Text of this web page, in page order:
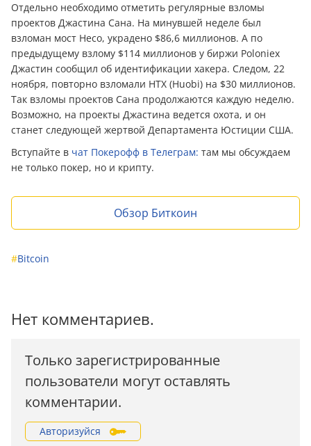
Отдельно необходимо отметить регулярные взломы
проектов Джастина Сана. На минувшей неделе был
взломан мост Heco, украдено $86,6 миллионов. А по
предыдущему взлому $114 миллионов у биржи Poloniex
Джастин сообщил об идентификации хакера. Следом, 22
ноября, повторно взломали HTX (Huobi) на $30 миллионов.
Так взломы проектов Сана продолжаются каждую неделю.
Возможно, на проекты Джастина ведется охота, и он
станет следующей жертвой Департамента Юстиции США.
Вступайте в чат Покерофф в Телеграм: там мы обсуждаем
не только покер, но и крипту.
Обзор Биткоин
#Bitcoin
Нет комментариев.
Только зарегистрированные
пользователи могут оставлять
комментарии.
Авторизуйся